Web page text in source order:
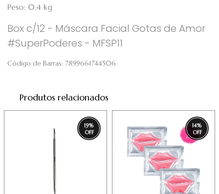
Peso: 0.4 kg
Box c/12 - Máscara Facial Gotas de Amor
#SuperPoderes - MFSP11
Código de Barras: 7899661744506
Produtos relacionados
19% 14%